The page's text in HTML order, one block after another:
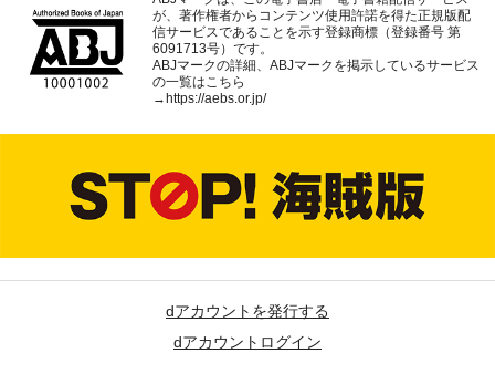
が、著作権者からコンテンツ使用許諾を得た正規版配
信サービスであることを示す登録商標（登録番号 第
6091713号）です。
ABJマークの詳細、ABJマークを掲示しているサービス
の一覧はこちら
→https://aebs.or.jp/
dアカウントを発行する
dアカウントログイン